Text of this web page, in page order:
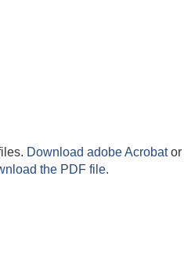
Download adobe Acrobator
the PDF file.